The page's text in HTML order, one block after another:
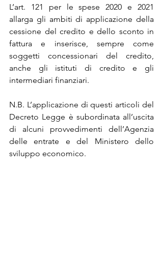
L’art. 121 per le spese 2020 e 2021
allarga gli ambiti di applicazione della
cessione del credito e dello sconto in
fattura e inserisce, sempre come
soggetti concessionari del credito,
anche gli istituti di credito e gli
intermediari finanziari.
N.B. L’applicazione di questi articoli del
Decreto Legge è subordinata all’uscita
di alcuni provvedimenti dell’Agenzia
delle entrate e del Ministero dello
sviluppo economico.